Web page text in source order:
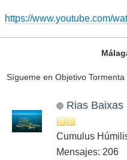
https://www.youtube.com/
Sígueme en Objetivo
Rias Baixas
Cumulus
Mensajes: 206